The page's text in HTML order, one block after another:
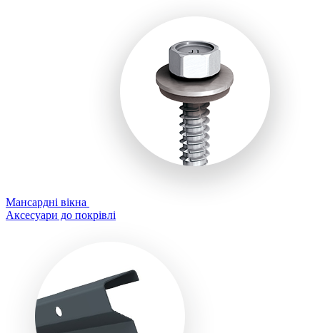
Мансардні вікна
Аксесуари до покрівлі